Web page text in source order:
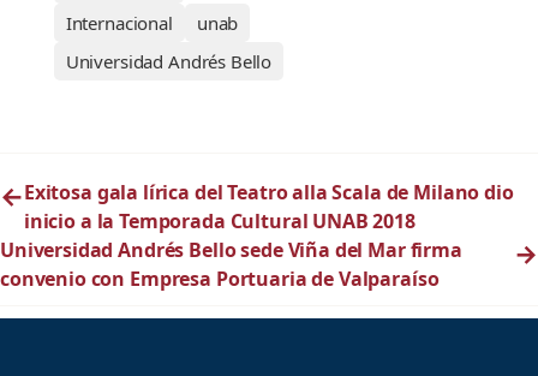
Internacional
unab
Universidad Andrés Bello
←Exitosa gala lírica del Teatro alla Scala de Milano dio
inicio a la Temporada Cultural UNAB 2018
Universidad Andrés Bello sede Viña del Mar firma
convenio con Empresa Portuaria de Valparaíso
→